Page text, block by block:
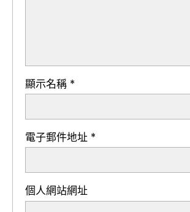
顯示名稱 *
電子郵件地址 *
個人網站網址